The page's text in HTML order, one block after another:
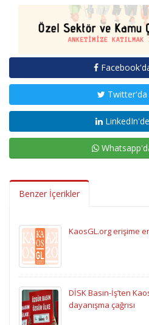
Twitter'da
Benzer İçerikler
KaosGL.org erişime
DİSK Basın-İş’ten
dayanışma çağrısı